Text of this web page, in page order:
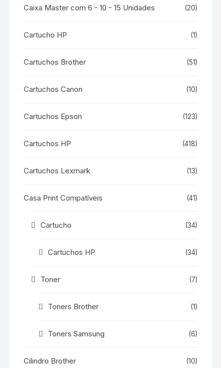
Caixa Master com 6 - 10 - 15 Unidades (20)
Cartucho HP (1)
Cartuchos Brother (51)
Cartuchos Canon (10)
Cartuchos Epson (123)
Cartuchos HP (418)
Cartuchos Lexmark (13)
Casa Print Compatíveis (41)
Cartucho (34)
Cartuchos HP (34)
Toner (7)
Toners Brother (1)
Toners Samsung (6)
Cilindro Brother (10)